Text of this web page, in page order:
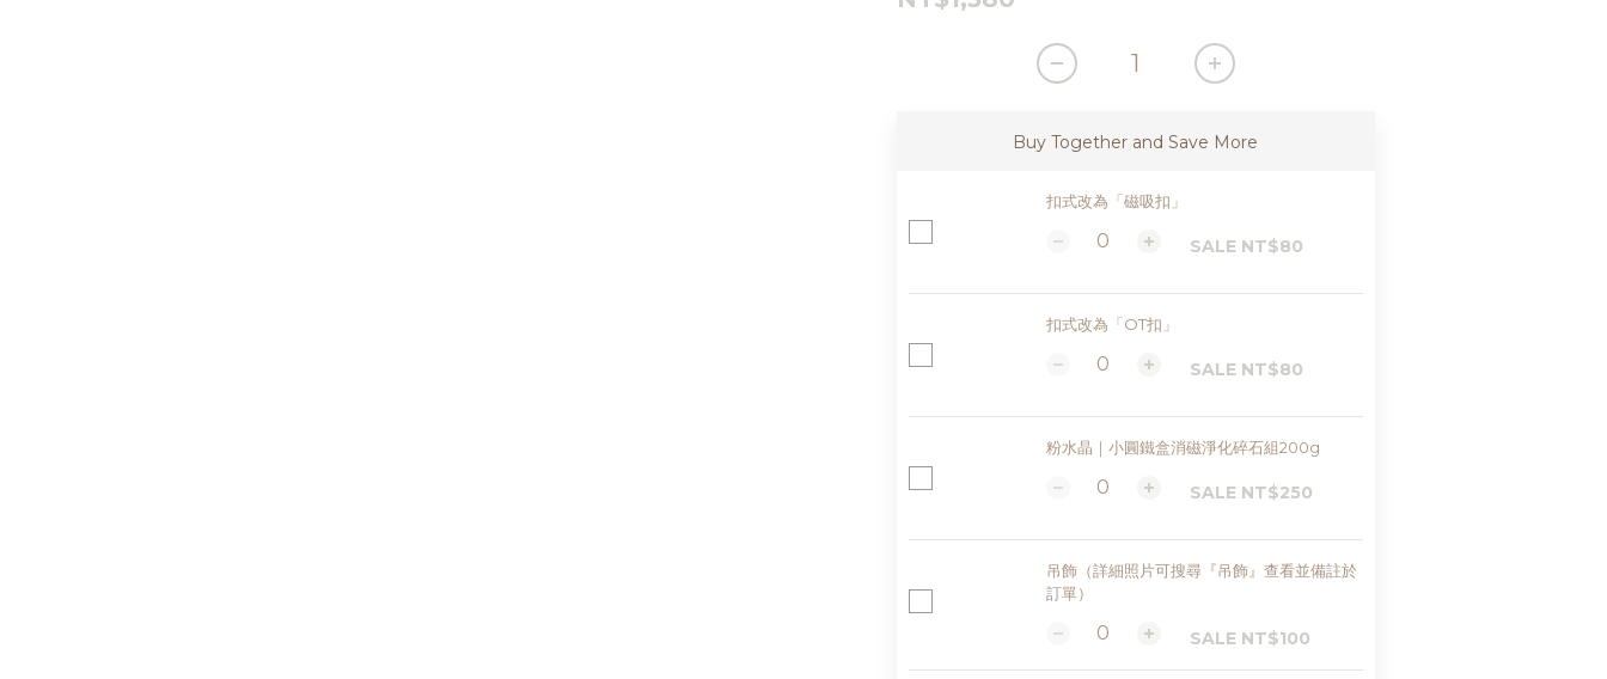
Buy Together and Save More
扣式改為「磁吸扣」
SALE NT$80
扣式改為「OT扣」
SALE NT$80
粉水晶｜小圓鐵盒消磁淨化碎石組200g
SALE NT$250
吊飾（詳細照片可搜尋『吊飾』查看並備註於
訂單）
SALE NT$100